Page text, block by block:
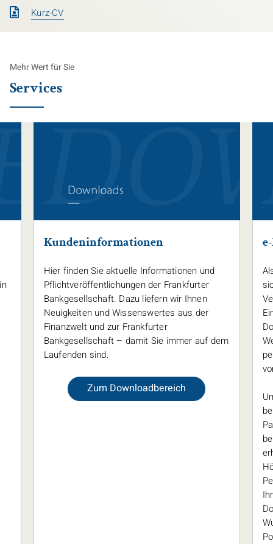
Kurz-CV
Mehr Wert für Sie
Services
Kundeninformationen
Hier finden Sie aktuelle Informationen und
Pflichtveröffentlichungen der Frankfurter
Bankgesellschaft. Dazu liefern wir Ihnen
Neuigkeiten und Wissenswertes aus der
Finanzwelt und zur Frankfurter
Bankgesellschaft – damit Sie immer auf dem
Laufenden sind.
Zum Downloadbereich